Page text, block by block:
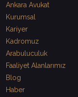
Ankara Avukat
Kurumsal
Kariyer
Kadromuz
Arabuluculuk
Faaliyet Alanlarımız
Blog
Haber